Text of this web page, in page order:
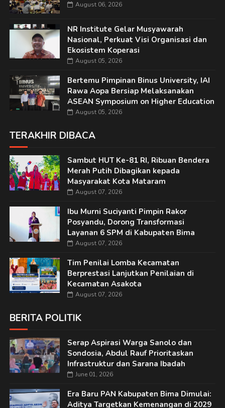
August 06, 2026
NR Institute Gelar Musyawarah
Nasional, Perkuat Visi Organisasi dan
Ekosistem Koperasi
August 05, 2026
Bertemu Pimpinan Binus University, IAI
Rawa Aopa Bersiap Melaksanakan
ASEAN Symposium on Higher Education
August 05, 2026
TERAKHIR DIBACA
Sambut HUT Ke-81 RI, Ribuan Bendera
Merah Putih Dibagikan kepada
Masyarakat Kota Mataram
August 07, 2026
Ibu Murni Suciyanti Pimpin Rakor
Posyandu, Dorong Transformasi
Layanan 6 SPM di Kabupaten Bima
August 07, 2026
Tim Penilai Lomba Kecamatan
Berprestasi Lanjutkan Penilaian di
Kecamatan Asakota
August 07, 2026
BERITA POLITIK
Serap Aspirasi Warga Sanolo dan
Sondosia, Abdul Rauf Prioritaskan
Infrastruktur dan Sarana Ibadah
June 01, 2026
Era Baru PAN Kabupaten Bima Dimulai:
Aditya Targetkan Kemenangan di 2029